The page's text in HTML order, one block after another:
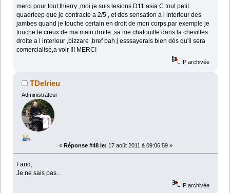
merci pour tout thierry ,moi je suis lesions D11 asia C tout petit
quadricep que je contracte a 2/5 , et des sensation a l interieur des
jambes quand je touche certain en droit de mon corps,par exemple je
touche le creux de ma main droite ,sa me chatouille dans la chevilles
droite a l interieur ,bizzare ,bref bah j esssayerais bien dès qu'il sera
comercialisé,a voir !!! MERCI
IP archivée
TDelrieu
Administrateur
« Réponse #48 le: 17 août 2011 à 09:06:59 »
Farid,
Je ne sais pas...
IP archivée